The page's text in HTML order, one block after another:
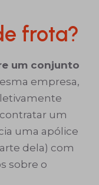
frota?
um conjunto
empresa,
um
uma apólice
dela) com
sobre o